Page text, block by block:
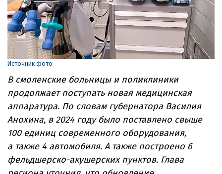
Источник фото
В смоленские больницы и поликлиники
продолжает поступать новая медицинская
аппаратура. По словам губернатора Василия
Анохина, в 2024 году было поставлено свыше
100 единиц современного оборудования,
а также 4 автомобиля. А также построено 6
фельдшерско-­акушерских пунктов. Глава